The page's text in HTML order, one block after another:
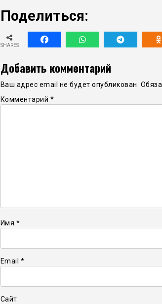
Поделиться:
SHARES
Добавить комментарий
Ваш адрес email не будет опубликован.
Комментарий *
Имя *
Email *
Сайт